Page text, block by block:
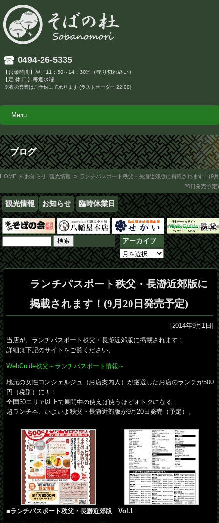
0494-26-5335
【営業時間】昼／11：30～14：30迄（売り切れ終い）
【定 休 日】毎週水曜
※夜の営業はご予約にて承ります (ラストオーダー 22:00)
Menu
ブログ
HOME » お知らせ 観光情報 » ランチパスポート秩父・長瀞近郊版に掲載されます！(9月
20日発売予定)
観光情報 お知らせ 臨時休業日
検
索:
アーカイブ
ア
ー
イ
ランチパスポート秩父・長瀞近郊版に
掲載されます！(9月20日発売予定)
[2014年9月1日]
当店が、ランチパスポート秩父・長瀞近郊版に掲載されます！
詳細は下記のサイトをご覧ください。
WebGuide秩父～ランチパスポート情報～
地元の女性コンシェルジュ（お店案内人）が厳選したお店のランチが500
円（税別）に！！
全国30エリア以上で展開中の使えば使うほどオトクになる！
超ランチ本、いよいよ秩父・長瀞近郊版が9月20日発売（予定）。
■ランチパスポート秩父・長瀞近郊版 Vol.1